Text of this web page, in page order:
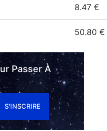
8.47 €
50.80 €
Passer À
S'INSCRIRE